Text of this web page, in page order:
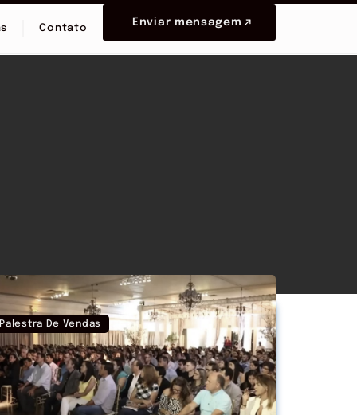
Contato
Enviar mensagem
Palestra De Vendas